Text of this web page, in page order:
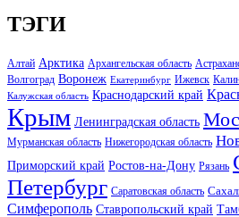
ТЭГИ
Алтай Арктика Архангельская область
Волгоград Воронеж Екатеринбург Ижевск
Калужская область Краснодарский край
Крым Ленинградская область
Мурманская область Нижегородская область
Приморский край Ростов-на-Дону Рязань
Петербург Саратовская область
Симферополь Ставропольский край